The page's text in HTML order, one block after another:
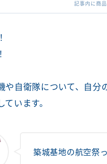
記事内に商
や自衛隊について、自
います。
築城基地の航空祭